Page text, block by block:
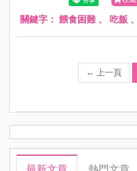
關鍵字： 餵食困難、 吃飯 、
← 上一頁